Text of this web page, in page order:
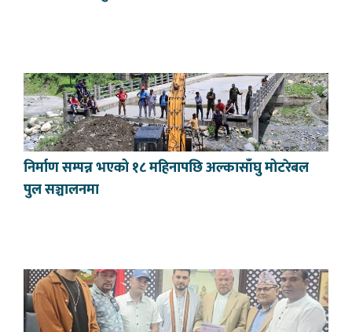
निर्माण सम्पन्न भएको १८ महिनापछि अल्कासाँघु मोटरेबल
पुल सञ्चालनमा